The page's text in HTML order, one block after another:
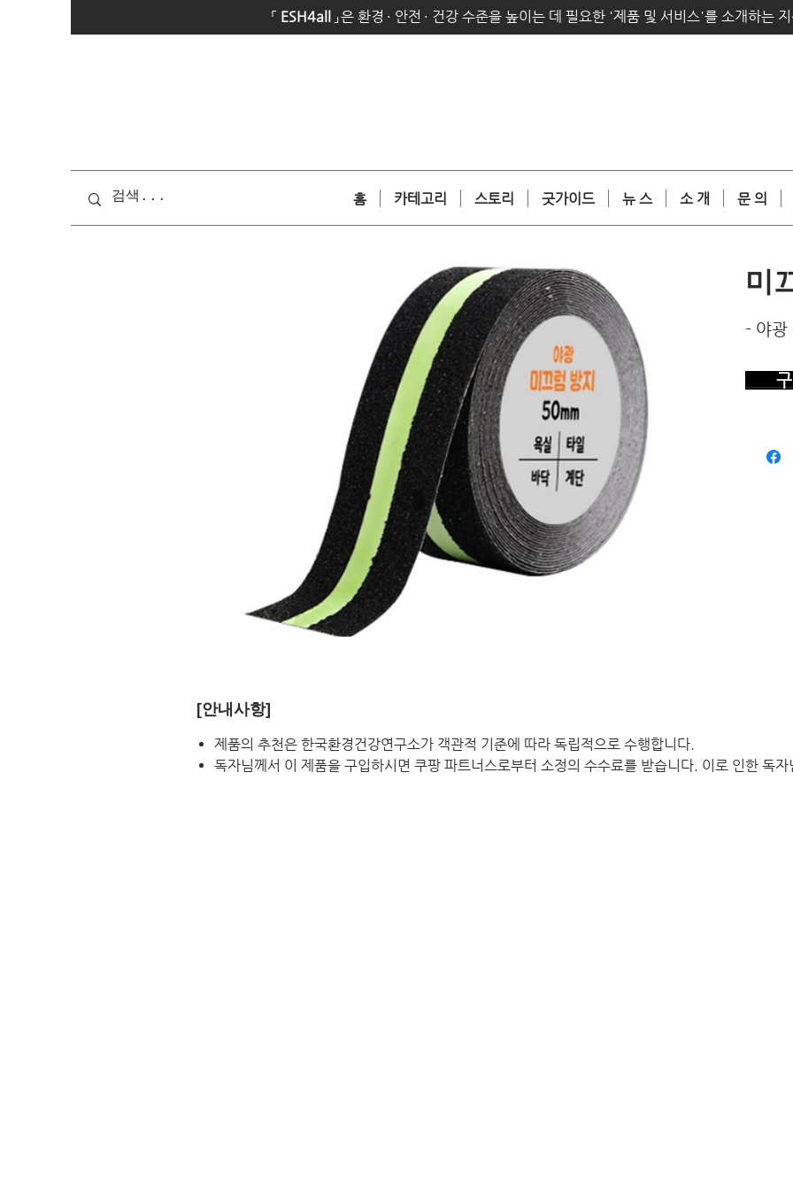
「 ESH4all 」은 환경 · 안전 · 건강 수준을 높이는 데 필요한 '제품 및 서비스'를 소개하는
홈 카테고리 스토리 굿가이드 뉴 스 소 개 문 의
미
- 야광
구
[안내사항]
제품의 추천은 한국환경건강연구소가 객관적 기준에 따라 독립적으로 수행합니다.
독자님께서 이 제품을 구입하시면 쿠팡 파트너스로부터 소정의 수수료를 받습니다. 이로 인한 독